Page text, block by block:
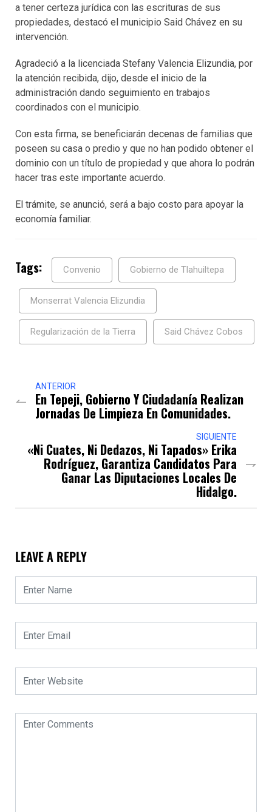
a tener certeza jurídica con las escrituras de sus
propiedades, destacó el municipio Said Chávez en su
intervención.
Agradeció a la licenciada Stefany Valencia Elizundia, por
la atención recibida, dijo, desde el inicio de la
administración dando seguimiento en trabajos
coordinados con el municipio.
Con esta firma, se beneficiarán decenas de familias que
poseen su casa o predio y que no han podido obtener el
dominio con un título de propiedad y que ahora lo podrán
hacer tras este importante acuerdo.
El trámite, se anunció, será a bajo costo para apoyar la
economía familiar.
Tags: Convenio Gobierno de Tlahuiltepa
Monserrat Valencia Elizundia
Regularización de la Tierra Said Chávez Cobos
ANTERIOR
En Tepeji, Gobierno Y Ciudadanía Realizan
Jornadas De Limpieza En Comunidades.
SIGUIENTE
«Ni Cuates, Ni Dedazos, Ni Tapados» Erika
Rodríguez, Garantiza Candidatos Para
Ganar Las Diputaciones Locales De
Hidalgo.
LEAVE A REPLY